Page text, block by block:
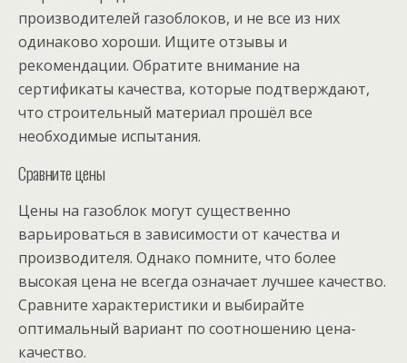
производителей газоблоков, и не все из них
одинаково хороши. Ищите отзывы и
рекомендации. Обратите внимание на
сертификаты качества, которые подтверждают,
что строительный материал прошёл все
необходимые испытания.
Сравните цены
Цены на газоблок могут существенно
варьироваться в зависимости от качества и
производителя. Однако помните, что более
высокая цена не всегда означает лучшее качество.
Сравните характеристики и выбирайте
оптимальный вариант по соотношению цена-
качество.